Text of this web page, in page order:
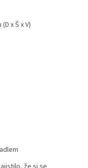
x Š x V)